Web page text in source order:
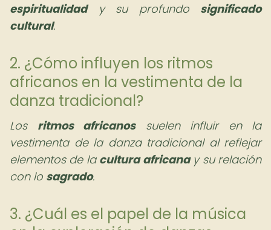
espiritualidady su profundo significado
cultural.
2. ¿Cómo influyen los ritmos
africanos en la vestimenta de la
danza tradicional?
Los ritmos africanossuelen influir en la
vestimenta de la danza tradicional al reflejar
elementos de la cultura africanay su relación
con lo sagrado.
3. ¿Cuál es el papel de la música